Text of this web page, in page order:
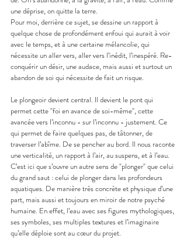
une déprise, on quitte la terre.
Pour moi, derrière ce sujet, se dessine un rapport à
quelque chose de profondément enfoui qui aurait à voir
avec le temps, et à une certaine mélancolie, qui
nécessite un aller vers, aller vers l’inédit, l’inespéré. Re-
conquérir un désir, une audace, mais aussi et surtout un
abandon de soi qui nécessite de fait un risque.
Le plongeoir devient central. Il devient le pont qui
permet cette "foi en avance de soi-même", cette
avancée vers l’inconnu - sur l’inconnu - justement. Ce
qui permet de faire quelques pas, de tâtonner, de
traverser l’abîme. De se pencher au bord. Il nous raconte
une verticalité, un rapport à l’air, au suspens, et à l’eau.
C’est ici que s’ouvre un autre sens de "plonger" que celui
du grand saut : celui de plonger dans les profondeurs
aquatiques. De manière très concrète et physique d’une
part, mais aussi et toujours en miroir de notre psyché
humaine. En effet, l’eau avec ses figures mythologiques,
ses symboles, ses multiples textures et l’imaginaire
qu’elle déploie sont au cœur du projet.